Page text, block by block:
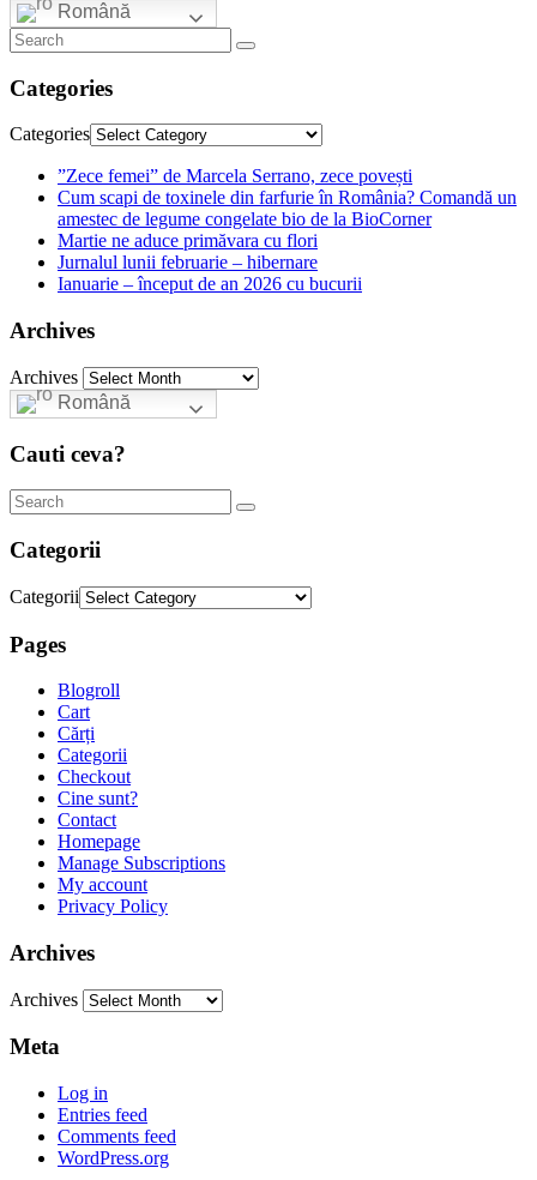
Română
Categories
Categories
”Zece femei” de Marcela Serrano, zece povești
Cum scapi de toxinele din farfurie în România? Comandă un
amestec de legume congelate bio de la BioCorner
Martie ne aduce primăvara cu flori
Jurnalul lunii februarie – hibernare
Ianuarie – început de an 2026 cu bucurii
Archives
Archives
Română
Cauti ceva?
Categorii
Categorii
Pages
Blogroll
Cart
Cărți
Categorii
Checkout
Cine sunt?
Contact
Homepage
Manage Subscriptions
My account
Privacy Policy
Archives
Archives
Meta
Log in
Entries feed
Comments feed
WordPress.org